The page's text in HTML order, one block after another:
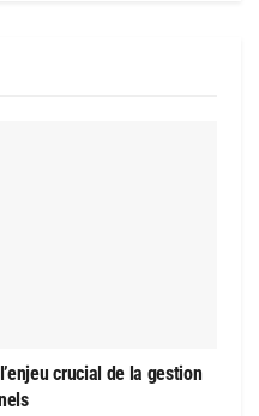
crucial de la gestion